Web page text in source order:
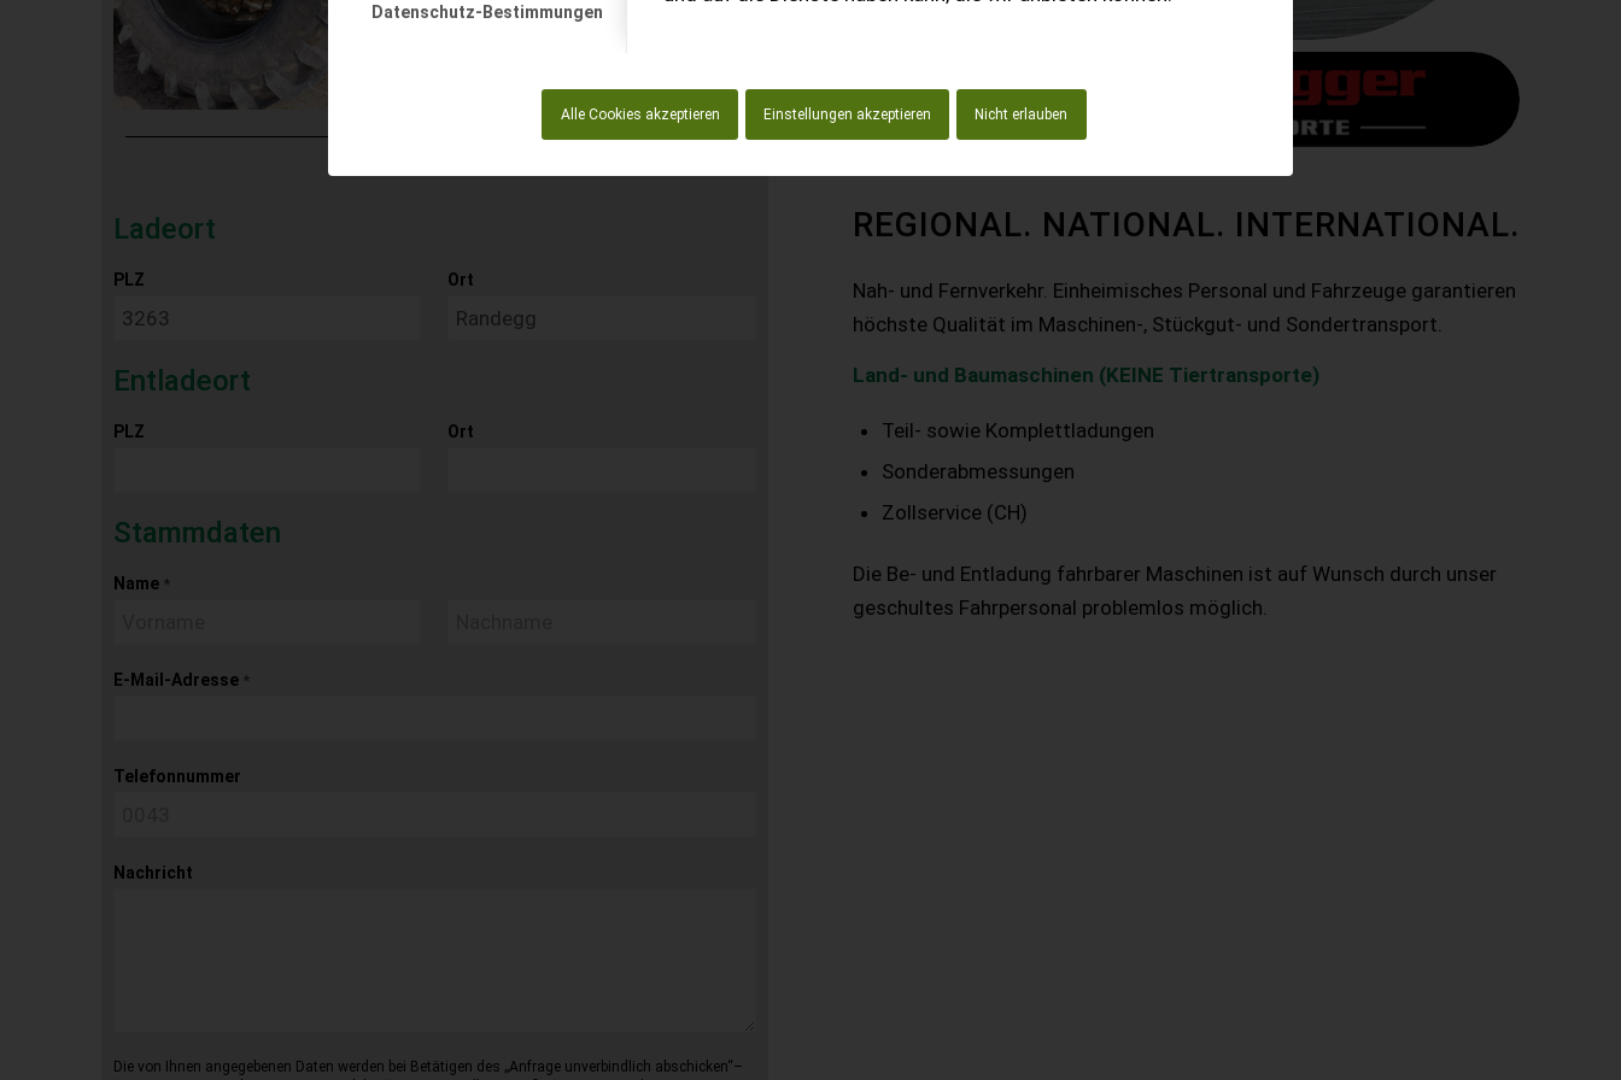
Datenschutz-Bestimmungen
Alle Cookies akzeptieren Einstellungen akzeptieren Nicht erlauben
Ladeort
PLZ Ort
Entladeort
PLZ Ort
Stammdaten
Name *
E-Mail-Adresse *
Telefonnummer
Nachricht
Die von Ihnen angegebenen Daten werden bei Betätigen des „Anfrage unverbindlich abschicken“–
REGIONAL. NATIONAL. INTERNATIONAL.
Nah- und Fernverkehr. Einheimisches Personal und Fahrzeuge garantieren
höchste Qualität im Maschinen-, Stückgut- und Sondertransport.
Land- und Baumaschinen (KEINE Tiertransporte)
Teil- sowie Komplettladungen
Sonderabmessungen
Zollservice (CH)
Die Be- und Entladung fahrbarer Maschinen ist auf Wunsch durch unser
geschultes Fahrpersonal problemlos möglich.